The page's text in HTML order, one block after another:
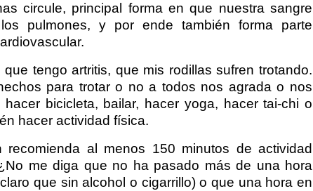
circule, principal forma en que nuestra sangre
pulmones, y por ende también forma parte
tengo artritis, que mis rodillas sufren trotando.
para trotar o no a todos nos agrada o nos
bicicleta, bailar, hacer yoga, hacer tai-chi o
hacer actividad física.
recomienda al menos 150 minutos de actividad
me diga que no ha pasado más de una hora
que sin alcohol o cigarrillo) o que una hora en